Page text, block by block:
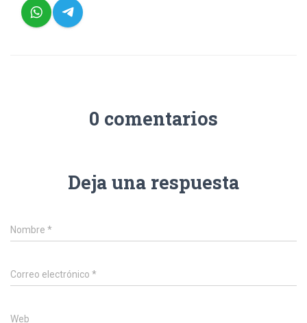
0 comentarios
Deja una respuesta
Nombre *
Correo electrónico *
Web